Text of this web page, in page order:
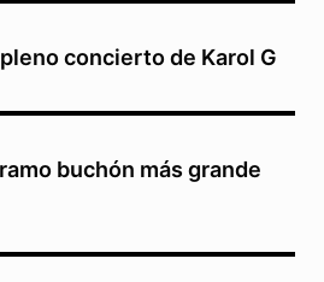
concierto de Karol G
buchón más grande